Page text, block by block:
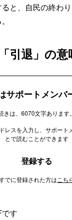
と、自民の終わ
引退」の意
サポートメンバ
きは、6070文字あります。
レスを入力し、サポート
とで読むことができます
登録する
でに登録された方は こち
す